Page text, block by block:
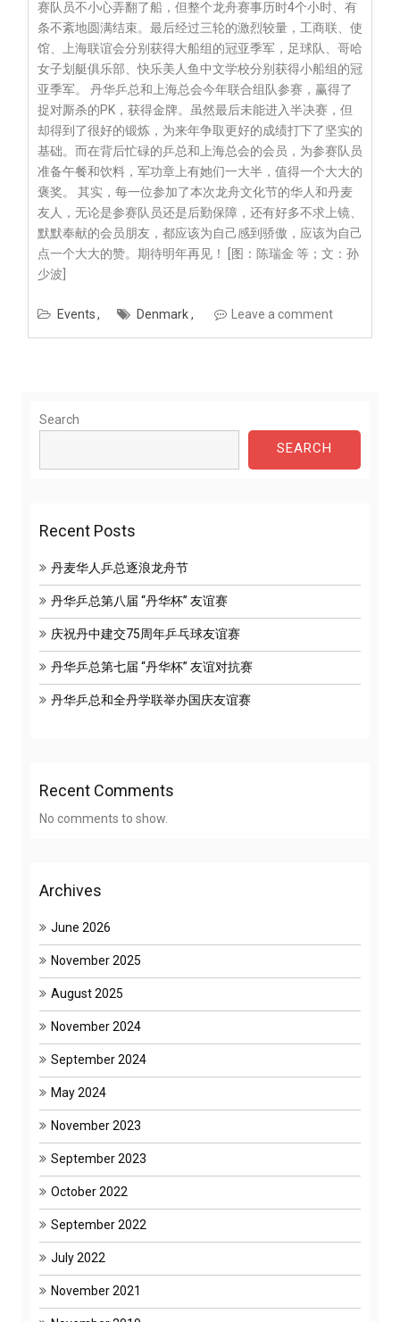
赛队员不小心弄翻了船，但整个龙舟赛事历时4个小时、有
条不紊地圆满结束。最后经过三轮的激烈较量，工商联、使
馆、上海联谊会分别获得大船组的冠亚季军，足球队、哥哈
女子划艇俱乐部、快乐美人鱼中文学校分别获得小船组的冠
亚季军。 丹华乒总和上海总会今年联合组队参赛，赢得了
捉对厮杀的PK，获得金牌。虽然最后未能进入半决赛，但
却得到了很好的锻炼，为来年争取更好的成绩打下了坚实的
基础。而在背后忙碌的乒总和上海总会的会员，为参赛队员
准备午餐和饮料，军功章上有她们一大半，值得一个大大的
褒奖。 其实，每一位参加了本次龙舟文化节的华人和丹麦
友人，无论是参赛队员还是后勤保障，还有好多不求上镜、
默默奉献的会员朋友，都应该为自己感到骄傲，应该为自己
点一个大大的赞。期待明年再见！ [图：陈瑞金 等；文：孙
少波]
Events Denmark Leave a comment
Search
SEARCH
Recent Posts
丹麦华人乒总逐浪龙舟节
丹华乒总第八届 “丹华杯” 友谊赛
庆祝丹中建交75周年乒乓球友谊赛
丹华乒总第七届 “丹华杯” 友谊对抗赛
丹华乒总和全丹学联举办国庆友谊赛
Recent Comments
No comments to show.
Archives
June 2026
November 2025
August 2025
November 2024
September 2024
May 2024
November 2023
September 2023
October 2022
September 2022
July 2022
November 2021